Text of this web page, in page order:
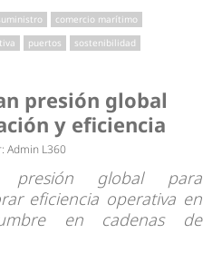
comercio marítimo
puertos
sostenibilidad
presión global
y eficiencia
Admin L360
presión global para
eficiencia operativa en
en cadenas de